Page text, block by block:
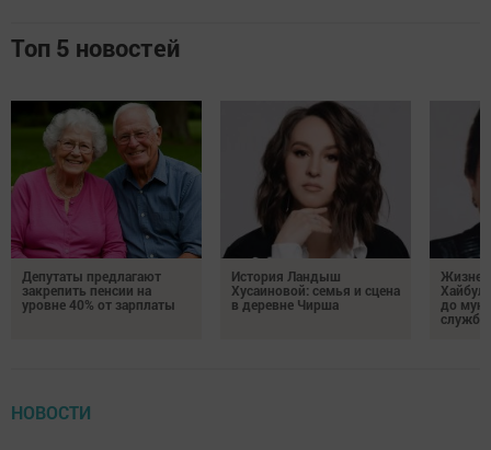
Топ 5 новостей
Депутаты предлагают
закрепить пенсии на
уровне 40% от зарплаты
История Ландыш
Хусаиновой: семья и сцена
в деревне Чирша
до
службы
НОВОСТИ